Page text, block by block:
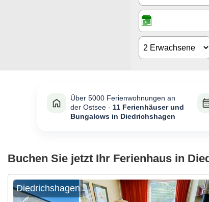
Über 5000 Ferienwohnungen an
der Ostsee - 11 Ferienhäuser und
Bungalows in Diedrichshagen
Buchen Sie jetzt Ihr Ferienhaus in
Diedrichshagen